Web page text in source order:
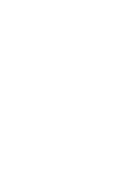
v.d.H.